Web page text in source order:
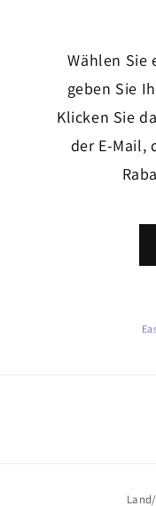
Wählen Sie
geben Sie
Klicken Sie
der E-Mail,